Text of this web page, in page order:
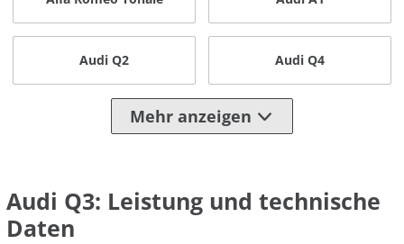
Audi Q2 Audi Q4
Mehr anzeigen
Audi Q3: Leistung und technische
Daten